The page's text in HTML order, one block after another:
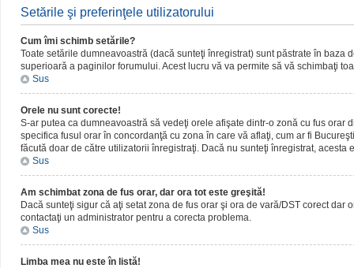
Setările şi preferinţele utilizatorului
Cum îmi schimb setările?
Toate setările dumneavoastră (dacă sunteţi înregistrat) sunt păstrate în
superioară a paginilor forumului. Acest lucru vă va permite să vă schimbaţi
Sus
Orele nu sunt corecte!
S-ar putea ca dumneavoastră să vedeţi orele afişate dintr-o zonă cu fus
specifica fusul orar în concordanţă cu zona în care vă aflaţi, cum ar fi
făcută doar de către utilizatorii înregistraţi. Dacă nu sunteţi înregistrat, acesta
Sus
Am schimbat zona de fus orar, dar ora tot este greşită!
Dacă sunteţi sigur că aţi setat zona de fus orar şi ora de vară/DST corect
contactaţi un administrator pentru a corecta problema.
Sus
Limba mea nu este în listă!